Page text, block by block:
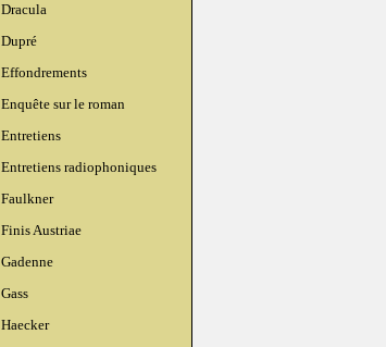
Dracula
Dupré
Effondrements
Enquête sur le roman
Entretiens
Entretiens radiophoniques
Faulkner
Finis Austriae
Gadenne
Gass
Haecker